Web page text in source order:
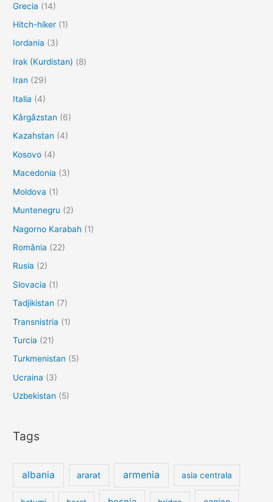
Grecia (14)
Hitch-hiker (1)
Iordania (3)
Irak (Kurdistan) (8)
Iran (29)
Italia (4)
Kârgâzstan (6)
Kazahstan (4)
Kosovo (4)
Macedonia (3)
Moldova (1)
Muntenegru (2)
Nagorno Karabah (1)
România (22)
Rusia (2)
Slovacia (1)
Tadjikistan (7)
Transnistria (1)
Turcia (21)
Turkmenistan (5)
Ucraina (3)
Uzbekistan (5)
Tags
albania ararat armenia asia centrala